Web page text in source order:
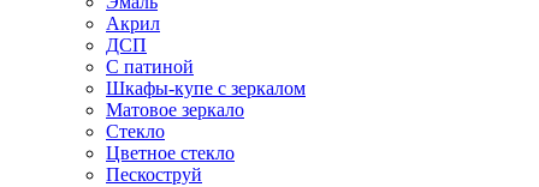
Акрил
ДСП
С патиной
Шкафы-купе с зеркалом
Матовое зеркало
Стекло
Цветное стекло
Пескоструй